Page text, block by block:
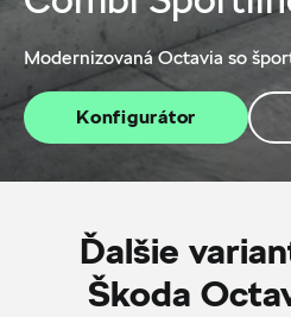
Modernizovaná Octavia so
Konfigurátor
Ďalšie
Škoda